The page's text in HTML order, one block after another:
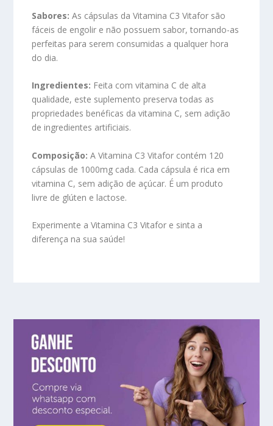
Sabores: As cápsulas da Vitamina C3 Vitafor são
fáceis de engolir e não possuem sabor, tornando-as
perfeitas para serem consumidas a qualquer hora
do dia.
Ingredientes: Feita com vitamina C de alta
qualidade, este suplemento preserva todas as
propriedades benéficas da vitamina C, sem adição
de ingredientes artificiais.
Composição: A Vitamina C3 Vitafor contém 120
cápsulas de 1000mg cada. Cada cápsula é rica em
vitamina C, sem adição de açúcar. É um produto
livre de glúten e lactose.
Experimente a Vitamina C3 Vitafor e sinta a
diferença na sua saúde!